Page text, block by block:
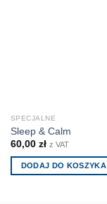
SPECJALNE
Sleep & Calm
60,00 zł z VAT
DODAJ DO KOSZYKA